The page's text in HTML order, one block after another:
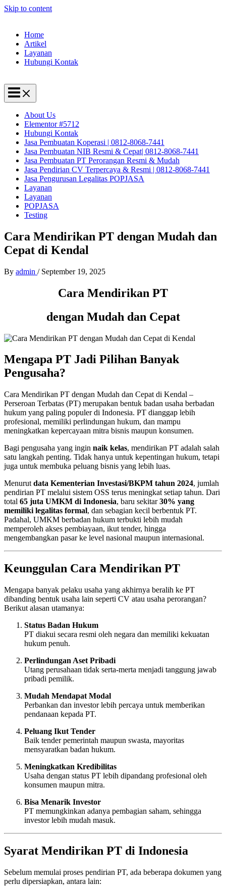
Skip to content
Home
Artikel
Layanan
Hubungi Kontak
About Us
Elementor #5712
Hubungi Kontak
Jasa Pembuatan Koperasi | 0812-8068-7441
Jasa Pembuatan NIB Resmi & Cepat| 0812-8068-7441
Jasa Pembuatan PT Perorangan Resmi & Mudah
Jasa Pendirian CV Terpercaya & Resmi | 0812-8068-7441
Jasa Pengurusan Legalitas POPJASA
Layanan
Layanan
POPJASA
Testing
Cara Mendirikan PT dengan Mudah dan
Cepat di Kendal
By admin / September 19, 2025
Cara Mendirikan PT
dengan Mudah dan Cepat
Mengapa PT Jadi Pilihan Banyak
Pengusaha?
Cara Mendirikan PT dengan Mudah dan Cepat di Kendal –
Perseroan Terbatas (PT) merupakan bentuk badan usaha berbadan
hukum yang paling populer di Indonesia. PT dianggap lebih
profesional, memiliki perlindungan hukum, dan mampu
meningkatkan kepercayaan mitra bisnis maupun konsumen.
Bagi pengusaha yang ingin naik kelas, mendirikan PT adalah salah
satu langkah penting. Tidak hanya untuk kepentingan hukum, tetapi
juga untuk membuka peluang bisnis yang lebih luas.
Menurut data Kementerian Investasi/BKPM tahun 2024, jumlah
pendirian PT melalui sistem OSS terus meningkat setiap tahun. Dari
total 65 juta UMKM di Indonesia, baru sekitar30% yang
memiliki legalitas formal, dan sebagian kecil berbentuk PT.
Padahal, UMKM berbadan hukum terbukti lebih mudah
memperoleh akses pembiayaan, ikut tender, hingga
mengembangkan pasar ke level nasional maupun internasional.
Keunggulan Cara Mendirikan PT
Mengapa banyak pelaku usaha yang akhirnya beralih ke PT
dibanding bentuk usaha lain seperti CV atau usaha perorangan?
Berikut alasan utamanya:
Status Badan Hukum
PT diakui secara resmi oleh negara dan memiliki kekuatan
hukum penuh.
Perlindungan Aset Pribadi
Utang perusahaan tidak serta-merta menjadi tanggung jawab
pribadi pemilik.
Mudah Mendapat Modal
Perbankan dan investor lebih percaya untuk memberikan
pendanaan kepada PT.
Peluang Ikut Tender
Baik tender pemerintah maupun swasta, mayoritas
mensyaratkan badan hukum.
Meningkatkan Kredibilitas
Usaha dengan status PT lebih dipandang profesional oleh
konsumen maupun mitra.
Bisa Menarik Investor
PT memungkinkan adanya pembagian saham, sehingga
investor lebih mudah masuk.
Syarat Mendirikan PT di Indonesia
Sebelum memulai proses pendirian PT, ada beberapa dokumen yang
perlu dipersiapkan, antara lain: